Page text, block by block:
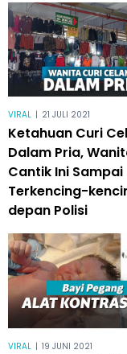
VIRAL | 21 JULI 2021
Ketahuan Curi
Dalam Pria,
Cantik Ini Sampai
Terkencing-
depan Polisi
VIRAL | 19 JUNI 2021